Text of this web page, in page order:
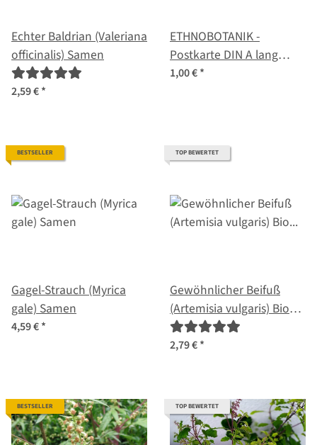
Echter Baldrian (Valeriana
officinalis) Samen
2,59 €*
ETHNOBOTANIK -
Postkarte DIN A lang
(10,5 x 21 cm)
1,00 €*
BESTSELLER
Gagel-Strauch (Myrica
gale) Samen
4,59 €*
TOP BEWERTET
Gewöhnlicher Beifuß
(Artemisia vulgaris) Bio
Saatgut
2,79 €*
BESTSELLER TOP BEWERTET